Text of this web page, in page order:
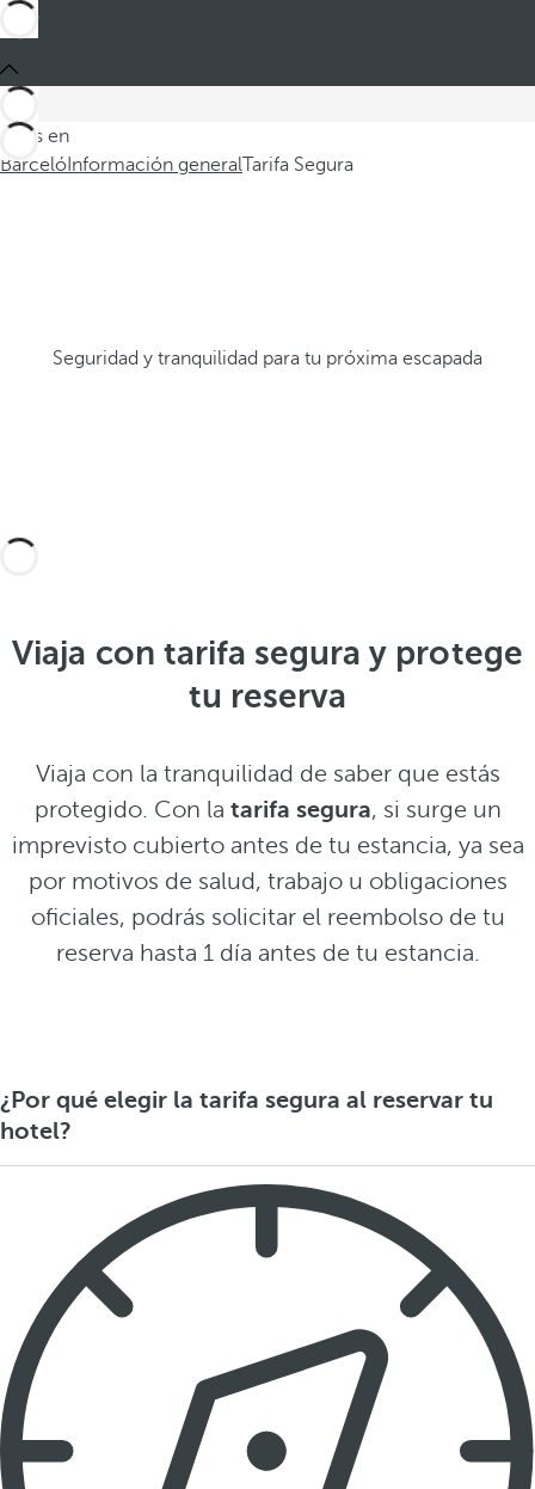
Estás en
Barceló Información generalTarifa Segura
Seguridad y tranquilidad para tu próxima escapada
Viaja con tarifa segura y protege
tu reserva
Viaja con la tranquilidad de saber que estás
protegido. Con la tarifa segura, si surge un
imprevisto cubierto antes de tu estancia, ya sea
por motivos de salud, trabajo u obligaciones
oficiales, podrás solicitar el reembolso de tu
reserva hasta 1 día antes de tu estancia.
¿Por qué elegir la tarifa segura al reservar tu
hotel?